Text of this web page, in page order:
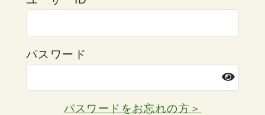
パスワード
パスワードをお忘れの方＞